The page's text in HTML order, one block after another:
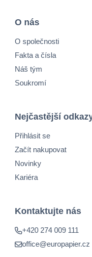
O nás
O společnosti
Fakta a čísla
Náš tým
Soukromí
Nejčastější
Přihlásit se
Začít nakupovat
Novinky
Kariéra
Kontaktujte nás
+420 274 009 111
office@europapier.cz